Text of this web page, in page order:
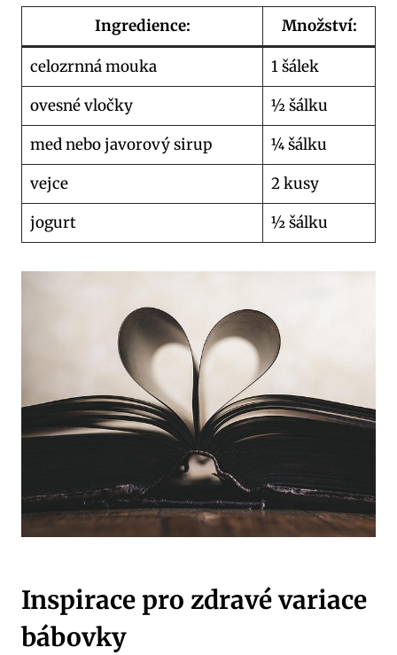
Ingredience: Množství:
celozrnná mouka
1 šálek
ovesné vločky
½ šálku
med nebo javorový sirup
¼ šálku
vejce
2 kusy
jogurt
½ šálku
Inspirace pro zdravé variace
bábovky